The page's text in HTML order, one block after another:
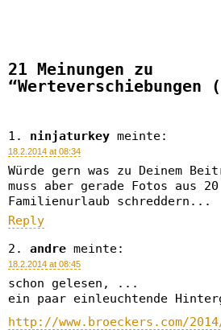
21 Meinungen zu
“Werteverschiebungen
ninjaturkey meinte:
18.2.2014 at 08:34
Würde gern was zu Deinem
muss aber gerade Fotos aus
Familienurlaub schreddern...
Reply
andre meinte:
18.2.2014 at 08:45
schon gelesen, ...
ein paar einleuchtende
http://www.broeckers.com/